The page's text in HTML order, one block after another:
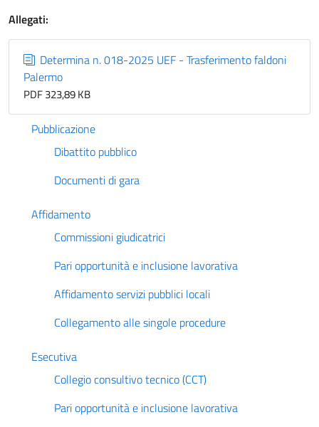
Allegati:
Determina n. 018-2025 UEF - Trasferimento faldoni
Palermo
PDF 323,89 KB
Pubblicazione
Dibattito pubblico
Documenti di gara
Affidamento
Commissioni giudicatrici
Pari opportunità e inclusione lavorativa
Affidamento servizi pubblici locali
Collegamento alle singole procedure
Esecutiva
Collegio consultivo tecnico (CCT)
Pari opportunità e inclusione lavorativa